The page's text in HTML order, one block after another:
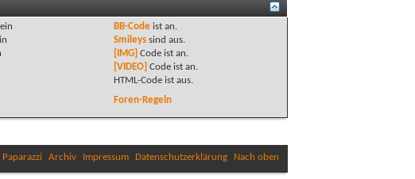
BB-Codeist an.
Smileyssind aus.
[IMG] Code ist an.
[VIDEO] Code ist an.
HTML-Code ist aus.
Foren-Regeln
Archiv Impressum Datenschutzerklärung Nach oben